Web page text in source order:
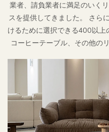
業者、請負業者に満足のいく
スを提供してきました。 さら
けるために選択できる400以上
コーヒーテーブル、その他の